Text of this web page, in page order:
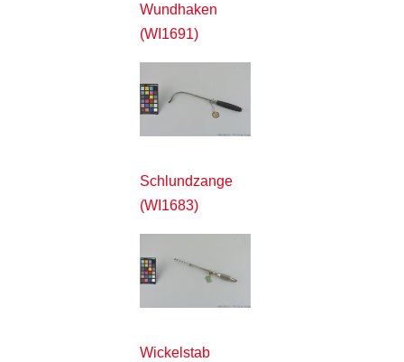
Wundhaken
(WI1691)
Schlundzange
(WI1683)
Wickelstab